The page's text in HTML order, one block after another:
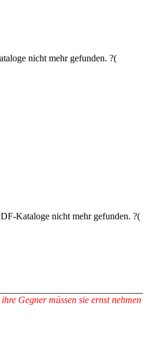
nicht mehr gefunden. ?(
Kataloge nicht mehr gefunden. ?(
Gegner müssen sie ernst nehmen